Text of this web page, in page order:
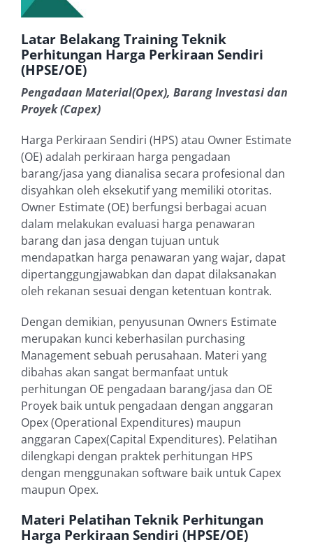
Latar Belakang Training Teknik
Perhitungan Harga Perkiraan Sendiri
(HPSE/OE)
Pengadaan Material(Opex), Barang Investasi dan
Proyek (Capex)
Harga Perkiraan Sendiri (HPS) atau Owner Estimate
(OE) adalah perkiraan harga pengadaan
barang/jasa yang dianalisa secara profesional dan
disyahkan oleh eksekutif yang memiliki otoritas.
Owner Estimate (OE) berfungsi berbagai acuan
dalam melakukan evaluasi harga penawaran
barang dan jasa dengan tujuan untuk
mendapatkan harga penawaran yang wajar, dapat
dipertanggungjawabkan dan dapat dilaksanakan
oleh rekanan sesuai dengan ketentuan kontrak.
Dengan demikian, penyusunan Owners Estimate
merupakan kunci keberhasilan purchasing
Management sebuah perusahaan. Materi yang
dibahas akan sangat bermanfaat untuk
perhitungan OE pengadaan barang/jasa dan OE
Proyek baik untuk pengadaan dengan anggaran
Opex (Operational Expenditures) maupun
anggaran Capex(Capital Expenditures). Pelatihan
dilengkapi dengan praktek perhitungan HPS
dengan menggunakan software baik untuk Capex
maupun Opex.
Materi Pelatihan Teknik Perhitungan
Harga Perkiraan Sendiri (HPSE/OE)